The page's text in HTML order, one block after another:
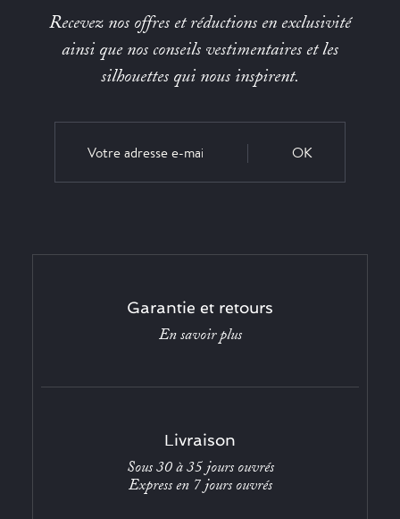
Recevez nos offres et réductions en exclusivité
ainsi que nos conseils vestimentaires et les
silhouettes qui nous inspirent.
OK
Garantie et retours
En savoir plus
Livraison
Sous 30 à 35 jours ouvrés
Express en 7 jours ouvrés